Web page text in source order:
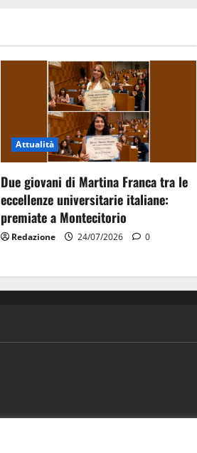
Attualità
Due giovani di Martina Franca tra le
eccellenze universitarie italiane:
premiate a Montecitorio
Redazione 24/07/2026 0